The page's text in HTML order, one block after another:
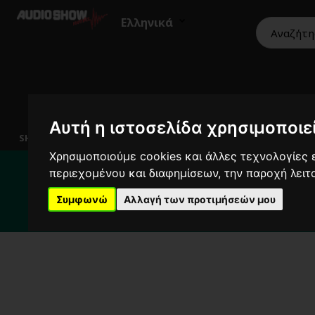
Αυτή η ιστοσελίδα
Χρησιμοποιούμε cookies και άλλες τεχνολογίες
περιεχομένου και διαφημίσεων, την παροχή
Συμφωνώ Αλλαγή των προτιμήσεών μου
Ελληνικά
SHOWROOM
Εικόνα
Για το διάστημα
Για